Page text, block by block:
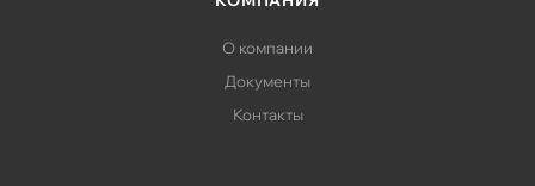
О компании
Документы
Контакты